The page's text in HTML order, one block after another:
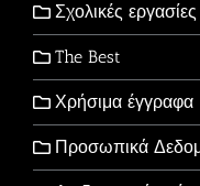
Σχολικές εργασίες
The Best
Χρήσιμα έγγραφα
Προσωπικά